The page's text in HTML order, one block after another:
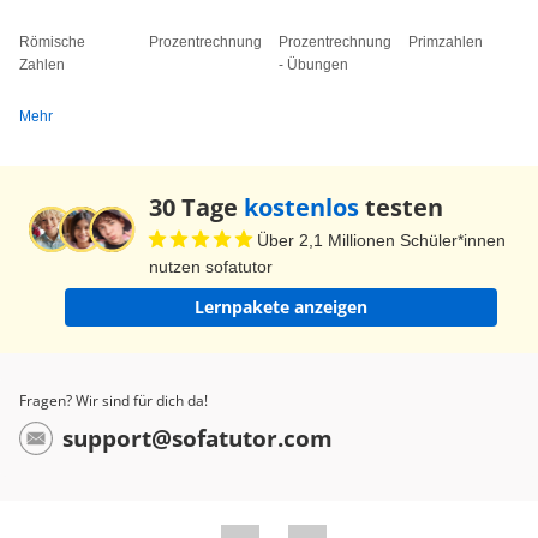
Lösung können wir auch als Punkt (8|160)
wollen wir die Lösung finden. Also einen x-Wert
und einen y-Wert, die für beide Gleichungen
gelten. Um das Einsetzungsverfahren
anzuwenden, ist es schön, wenn die Gleichungen
welcher Gleichung wir auflösen wollen. Das liegt
nach der man am einfachsten auflösen kann. Da
Römische
Zahlen
Prozentrechnung
Prozentrechnung
- Übungen
Primzahlen
Mehr
30 Tage kostenlostesten
Über 2,1 Millionen Schüler*innen
nutzen sofatutor
Lernpakete anzeigen
Fragen? Wir sind für dich da!
support@sofatutor.com